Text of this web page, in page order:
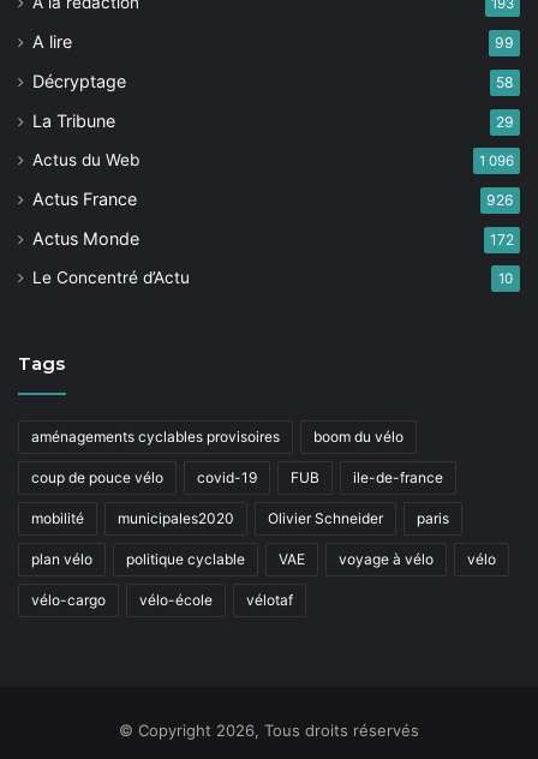
193
A lire 99
Décryptage 58
La Tribune 29
Actus du Web 1 096
Actus France 926
Actus Monde 172
Le Concentré d’Actu 10
Tags
aménagements cyclables provisoires boom du vélo
coup de pouce vélo covid-19 FUB ile-de-france
mobilité municipales2020 Olivier Schneider paris
plan vélo politique cyclable VAE voyage à vélo vélo
vélo-cargo vélo-école vélotaf
© Copyright 2026, Tous droits réservés